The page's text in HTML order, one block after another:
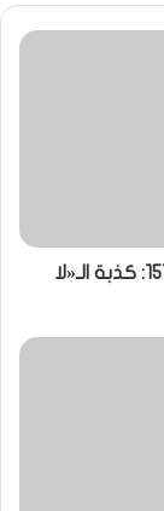
المصارف تقود التعديلات على الـ158 والـ151: كذبة الـ«لا